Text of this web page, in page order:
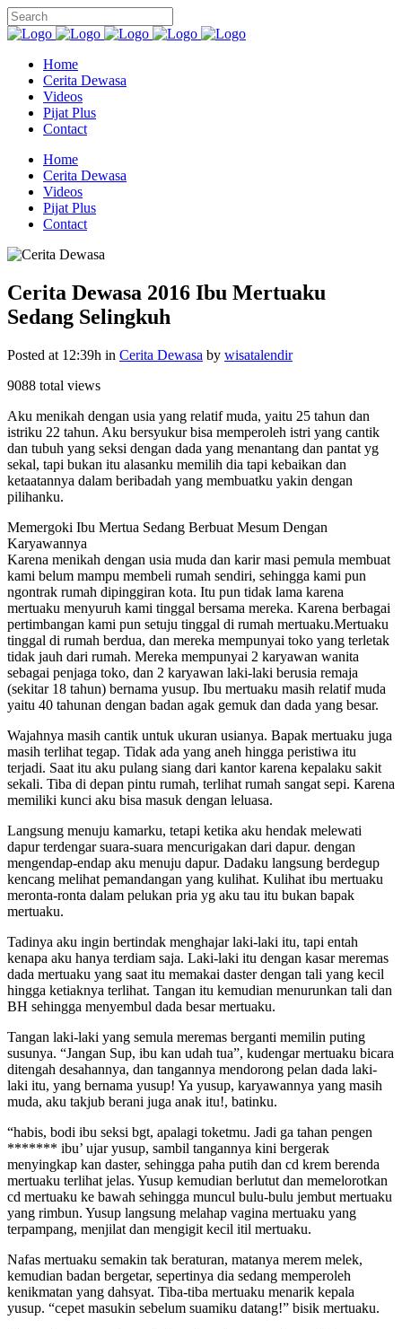
Home
Cerita Dewasa
Videos
Pijat Plus
Contact
Home
Cerita Dewasa
Videos
Pijat Plus
Contact
Cerita Dewasa 2016 Ibu Mertuaku
Sedang Selingkuh
Posted at 12:39h in Cerita Dewasa by wisatalendir
9088 total views
Aku menikah dengan usia yang relatif muda, yaitu 25 tahun dan
istriku 22 tahun. Aku bersyukur bisa memperoleh istri yang cantik
dan tubuh yang seksi dengan dada yang menantang dan pantat yg
sekal, tapi bukan itu alasanku memilih dia tapi kebaikan dan
ketaatannya dalam beribadah yang membuatku yakin dengan
pilihanku.
Memergoki Ibu Mertua Sedang Berbuat Mesum Dengan
Karyawannya
Karena menikah dengan usia muda dan karir masi pemula membuat
kami belum mampu membeli rumah sendiri, sehingga kami pun
ngontrak rumah dipinggiran kota. Itu pun tidak lama karena
mertuaku menyuruh kami tinggal bersama mereka. Karena berbagai
pertimbangan kami pun setuju tinggal di rumah mertuaku.Mertuaku
tinggal di rumah berdua, dan mereka mempunyai toko yang terletak
tidak jauh dari rumah. Mereka mempunyai 2 karyawan wanita
sebagai penjaga toko, dan 2 karyawan laki-laki berusia remaja
(sekitar 18 tahun) bernama yusup. Ibu mertuaku masih relatif muda
yaitu 40 tahunan dengan badan agak gemuk dan dada yang besar.
Wajahnya masih cantik untuk ukuran usianya. Bapak mertuaku juga
masih terlihat tegap. Tidak ada yang aneh hingga peristiwa itu
terjadi. Saat itu aku pulang siang dari kantor karena kepalaku sakit
sekali. Tiba di depan pintu rumah, terlihat rumah sangat sepi. Karena
memiliki kunci aku bisa masuk dengan leluasa.
Langsung menuju kamarku, tetapi ketika aku hendak melewati
dapur terdengar suara-suara mencurigakan dari dapur. dengan
mengendap-endap aku menuju dapur. Dadaku langsung berdegup
kencang melihat pemandangan yang kulihat. Kulihat ibu mertuaku
meronta-ronta dalam pelukan pria yg aku tau itu bukan bapak
mertuaku.
Tadinya aku ingin bertindak menghajar laki-laki itu, tapi entah
kenapa aku hanya terdiam saja. Laki-laki itu dengan kasar meremas
dada mertuaku yang saat itu memakai daster dengan tali yang kecil
hingga ketiaknya terlihat. Tangan itu kemudian menurunkan tali dan
BH sehingga menyembul dada besar mertuaku.
Tangan laki-laki yang semula meremas berganti memilin puting
susunya. “Jangan Sup, ibu kan udah tua”, kudengar mertuaku bicara
ditengah desahannya, dan tangannya mendorong pelan dada laki-
laki itu, yang bernama yusup! Ya yusup, karyawannya yang masih
muda, aku takjub berani juga anak itu!, batinku.
“habis, bodi ibu seksi bgt, apalagi toketmu. Jadi ga tahan pengen
******* ibu’ ujar yusup, sambil tangannya kini bergerak
menyingkap kan daster, sehingga paha putih dan cd krem berenda
mertuaku terlihat jelas. Yusup kemudian berlutut dan memelorotkan
cd mertuaku ke bawah sehingga muncul bulu-bulu jembut mertuaku
yang rimbun. Yusup langsung melahap vagina mertuaku yang
terpampang, menjilat dan mengigit kecil itil mertuaku.
Nafas mertuaku semakin tak beraturan, matanya merem melek,
kemudian badan bergetar, sepertinya dia sedang memperoleh
kenikmatan yang dahsyat. Tiba-tiba mertuaku menarik kepala
yusup. “cepet masukin sebelum suamiku datang!” bisik mertuaku.